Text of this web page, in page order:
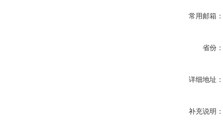
常用邮箱：
省份：
详细地址：
补充说明：